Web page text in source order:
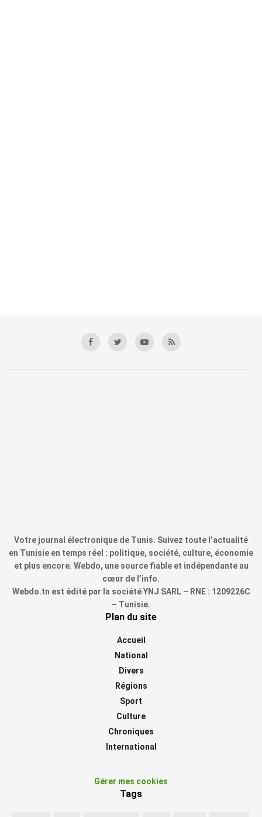
Votre journal électronique de Tunis. Suivez toute l’actualité
en Tunisie en temps réel : politique, société, culture, économie
et plus encore. Webdo, une source fiable et indépendante au
cœur de l’info.
Webdo.tn est édité par la société YNJ SARL – RNE : 1209226C
– Tunisie.
Plan du site
Accueil
National
Divers
Régions
Sport
Culture
Chroniques
International
Gérer mes cookies
Tags